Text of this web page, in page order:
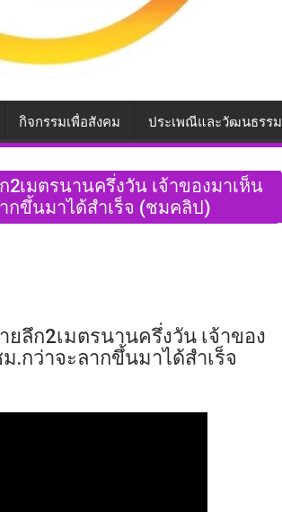
กิจกรรมเพื่อสังคม ประเพณีและวัฒนธรรม
เมตรนานครึ่งวัน เจ้าของมาเห็น
กขึ้นมาได้สำเร็จ (ชมคลิป)
ลึก2เมตรนานครึ่งวัน เจ้าของ
.กว่าจะลากขึ้นมาได้สำเร็จ